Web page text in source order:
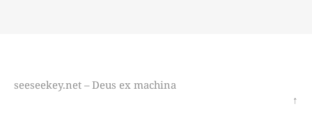
seeseekey.net – Deus ex machina
↑